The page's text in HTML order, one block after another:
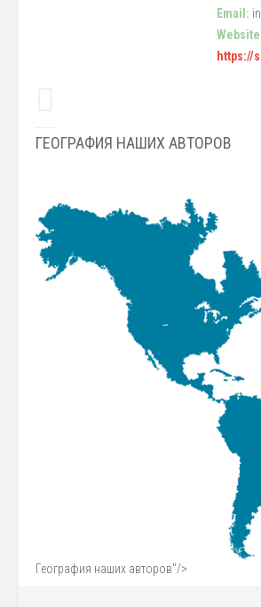
Email:
https://
ГЕОГРАФИЯ НАШИХ АВТОРОВ
География наших авторов"/>